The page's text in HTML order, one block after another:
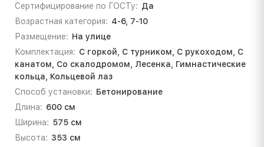
Сертифицирование по ГОСТу: Да
Возрастная категория: 4-6, 7-10
Размещение: На улице
Комплектация: С горкой, С турником, С рукоходом, С
канатом, Со скалодромом, Лесенка, Гимнастические
кольца, Кольцевой лаз
Способ установки: Бетонирование
Длина: 600 см
Ширина: 575 см
Высота: 353 см